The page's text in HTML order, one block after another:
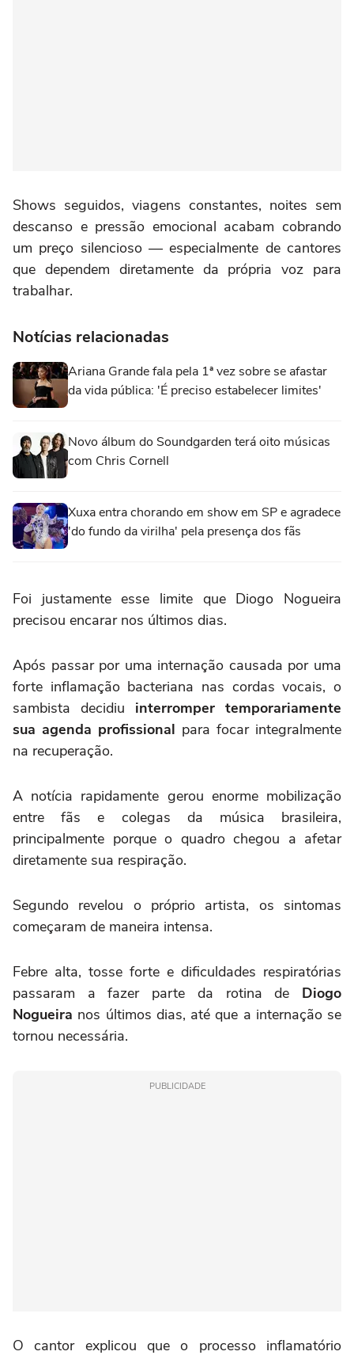
Shows seguidos, viagens constantes, noites sem
descanso e pressão emocional acabam cobrando
um preço silencioso — especialmente de cantores
que dependem diretamente da própria voz para
trabalhar.
Notícias relacionadas
Ariana Grande fala pela 1ª vez sobre se afastar
da vida pública: 'É preciso estabelecer limites'
Novo álbum do Soundgarden terá oito músicas
com Chris Cornell
Xuxa entra chorando em show em SP e agradece
'do fundo da virilha' pela presença dos fãs
Foi justamente esse limite que Diogo Nogueira
precisou encarar nos últimos dias.
Após passar por uma internação causada por uma
forte inflamação bacteriana nas cordas vocais, o
sambista decidiu interromper temporariamente
sua agenda profissional para focar integralmente
na recuperação.
A notícia rapidamente gerou enorme mobilização
entre fãs e colegas da música brasileira,
principalmente porque o quadro chegou a afetar
diretamente sua respiração.
Segundo revelou o próprio artista, os sintomas
começaram de maneira intensa.
Febre alta, tosse forte e dificuldades respiratórias
passaram a fazer parte da rotina de Diogo
Nogueira nos últimos dias, até que a internação se
tornou necessária.
PUBLICIDADE
O cantor explicou que o processo inflamatório